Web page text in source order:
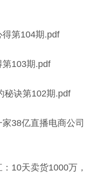
第104期.pdf
第103期.pdf
秘诀第102期.pdf
38亿直播电商公司
10天卖货1000万，